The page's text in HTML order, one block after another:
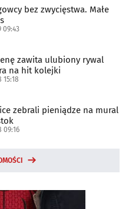
bez zwycięstwa. Małe
09:43
zawita ulubiony rywal
na hit kolejki
15:18
zebrali pieniądze na mural
09:16